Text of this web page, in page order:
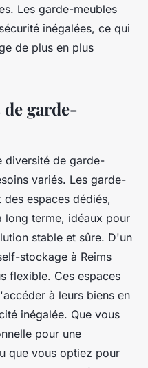
Les garde-meubles
inégalées, ce qui
de plus en plus
garde-
diversité de garde-
variés. Les garde-
espaces dédiés,
long terme, idéaux pour
stable et sûre. D'un
stockage à Reims
flexible. Ces espaces
à leurs biens en
inégalée. Que vous
pour une
que vous optiez pour